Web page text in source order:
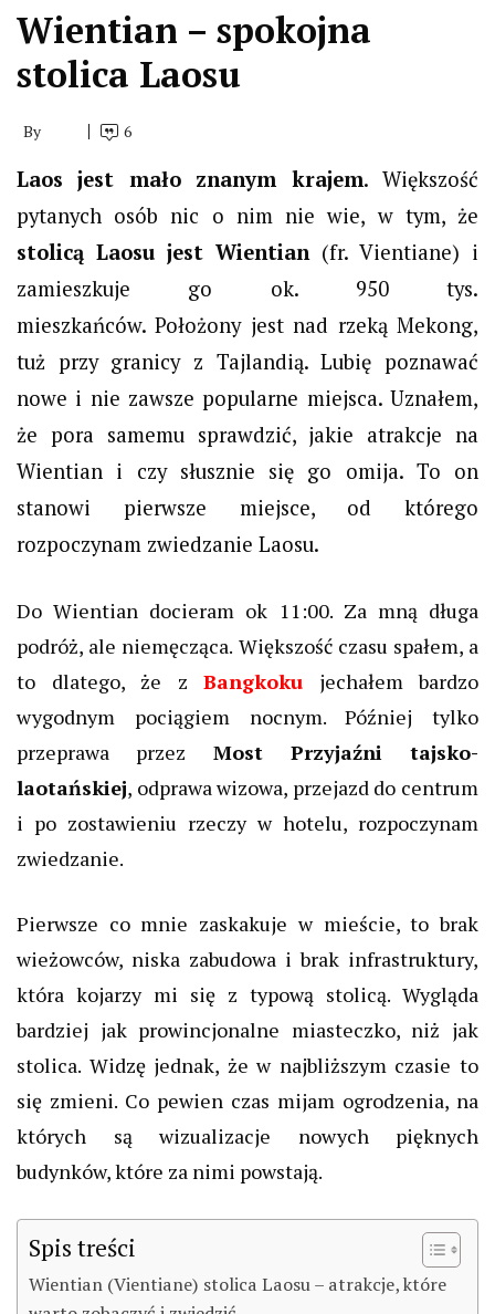
Wientian – spokojna
stolica Laosu
By 6
Laos jest mało znanym krajem. Większość
pytanych osób nic o nim nie wie, w tym, że
stolicą Laosu jest Wientian (fr. Vientiane) i
zamieszkuje go ok. 950 tys.
mieszkańców. Położony jest nad rzeką Mekong,
tuż przy granicy z Tajlandią. Lubię poznawać
nowe i nie zawsze popularne miejsca. Uznałem,
że pora samemu sprawdzić, jakie atrakcje na
Wientian i czy słusznie się go omija. To on
stanowi pierwsze miejsce, od którego
rozpoczynam zwiedzanie Laosu.
Do Wientian docieram ok 11:00. Za mną długa
podróż, ale niemęcząca. Większość czasu spałem, a
to dlatego, że z Bangkoku
jechałem bardzo
wygodnym pociągiem nocnym. Później tylko
przeprawa przez Most Przyjaźni tajsko-
laotańskiej, odprawa wizowa, przejazd do centrum
i po zostawieniu rzeczy w hotelu, rozpoczynam
zwiedzanie.
Pierwsze co mnie zaskakuje w mieście, to brak
wieżowców, niska zabudowa i brak infrastruktury,
która kojarzy mi się z typową stolicą. Wygląda
bardziej jak prowincjonalne miasteczko, niż jak
stolica. Widzę jednak, że w najbliższym czasie to
się zmieni. Co pewien czas mijam ogrodzenia, na
których są wizualizacje nowych pięknych
budynków, które za nimi powstają.
Spis treści
Wientian (Vientiane) stolica Laosu – atrakcje, które